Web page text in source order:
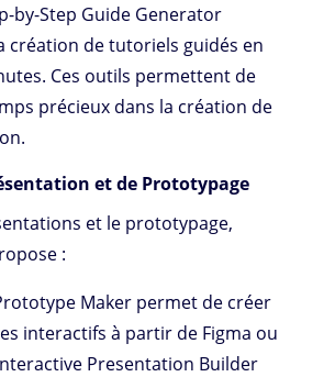
by-Step Guide Generator
création de tutoriels guidés en
Ces outils permettent de
précieux dans la création de
et de Prototypage
et le prototypage,
:
Maker permet de créer
interactifs à partir de Figma ou
Presentation Builder